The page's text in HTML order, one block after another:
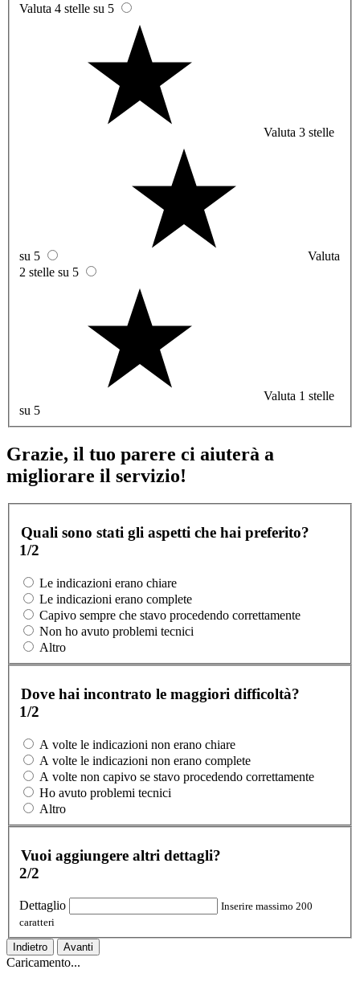
Valuta 4 stelle su 5
Valuta 3 stelle
su 5
Valuta
2 stelle su 5
Valuta 1 stelle
su 5
Grazie, il tuo parere ci aiuterà a
migliorare il servizio!
Quali sono stati gli aspetti che hai preferito?
1/2
Le indicazioni erano chiare
Le indicazioni erano complete
Capivo sempre che stavo procedendo correttamente
Non ho avuto problemi tecnici
Altro
Dove hai incontrato le maggiori difficoltà?
1/2
A volte le indicazioni non erano chiare
A volte le indicazioni non erano complete
A volte non capivo se stavo procedendo correttamente
Ho avuto problemi tecnici
Altro
Vuoi aggiungere altri dettagli?
2/2
Dettaglio
Inserire massimo 200
caratteri
Indietro Avanti
Caricamento...